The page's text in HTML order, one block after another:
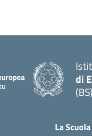
di
(BS)
La Scuola